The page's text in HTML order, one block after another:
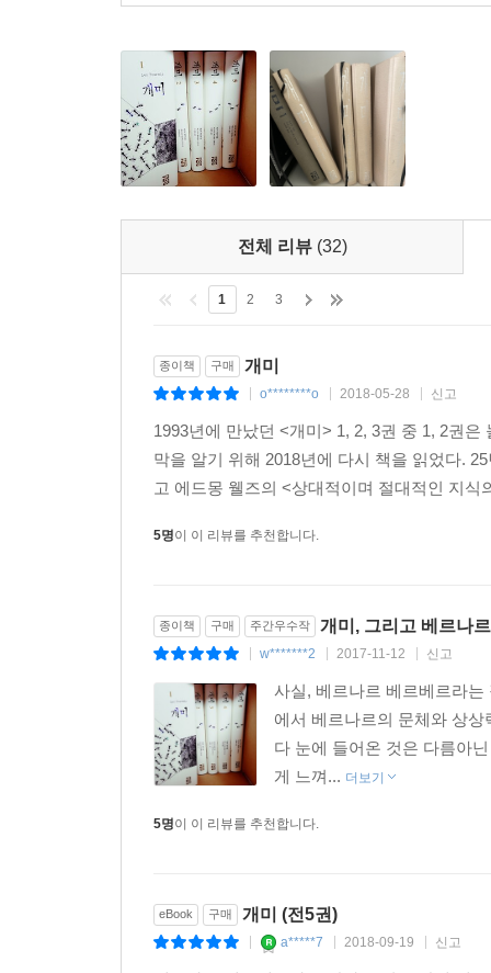
아무런 흔적조차 남겨져 있지 않은 채, 수사는
계획〉팀의 연구원들이다. 〈바벨 계획〉은 개
교란시켜 자멸하게 만든다는 계획으로, 환경 보호
살인 사건을 맡은 형사 멜리에스는 개미 박사 에
베일을 하나하나 벗겨 나간다. 그러던 중에 또 다
범인들을 찾아내고 만다. 범인은 에드몽 웰즈의
한편 짓궂은 아이들의 장난으로 불에 타 붕괴되
이중적인 임무를 맡게 된다. 원정군은 흰개미, 꿀
없이 원정군은 〈손가락들〉에게 참패하고 만다.
대전투에서 살아 남은 103683호는 〈메르쿠리
된다.
여왕개미 클리푸니의 대화 단절로 식량 공급이
정신을 가진 수련자들이 되어 있어 세상을 놀라게
퐁텐블로의 산림치수국에서 일하는 아버지 가스
아래로 추락하는 사고를 겪는다. 그녀는 떨어진
발견하게 된다.
있다. 그녀의 병은 그녀에게 성악을 지도해 주
막시밀리앵 경정에게 가스통 팽송 살해 사건과
어느날 생물 시간, 학교에 잘 적응하지 못하
전체 리뷰 (32)
1 2 3
종이책 구매 개미
o********o 2018-05-28 신고
1993년에 만났던 <개미> 1, 2, 3권 중 1, 2권
막을 알기 위해 2018년에 다시 책을 읽었다.
고 에드몽 웰즈의 <상대적이며 절대적인 지
5명이 이 리뷰를 추천합니다.
종이책 구매 주간우수작 개미, 그리고 베르나
w*******2 2017-11-12 신고
사실, 베르나르 베르베르라
에서 베르나르의 문체와 상
다 눈에 들어온 것은 다름아
게 느껴... 더보기
5명이 이 리뷰를 추천합니다.
eBook 구매 개미 (전5권)
a*****7 2018-09-19 신고